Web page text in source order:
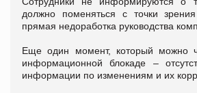
должно поменяться с точки
прямая недоработка руководства
Еще один момент, который можно
информационной блокаде –
информации по изменениям и их